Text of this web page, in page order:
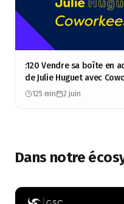
:120 Vendre sa boîte en
de Julie Huguet avec
125 min 2 juin
Dans notre